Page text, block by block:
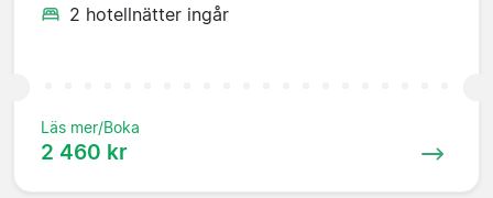
2 hotellnätter ingår
Läs mer/Boka
2 460 kr